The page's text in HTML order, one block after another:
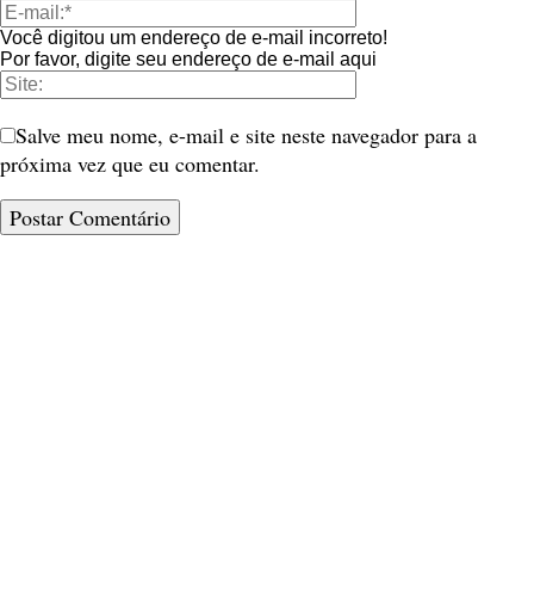
Você digitou um endereço de e-mail incorreto!
Por favor, digite seu endereço de e-mail aqui
Salve meu nome, e-mail e site neste navegador para a
próxima vez que eu comentar.